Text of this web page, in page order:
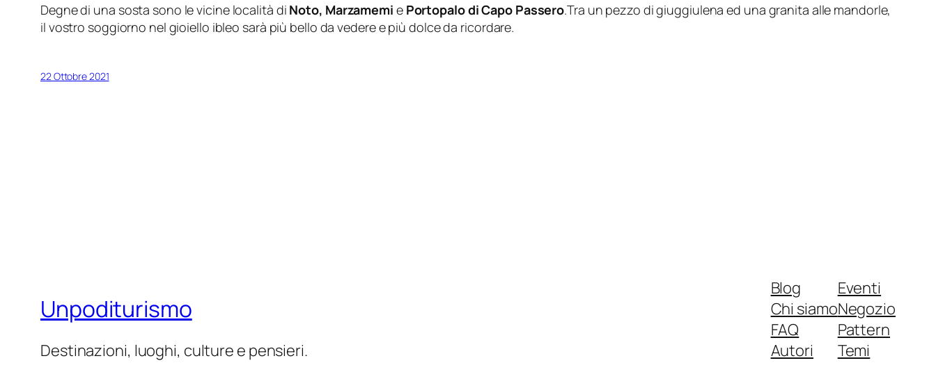
Degne di una sosta sono le vicine località di Noto, Marzamemi e Portopalo di Capo Passero.Tra un pezzo digiuggiulenaed una granita alle mandorle,
il vostro soggiorno nel gioiello ibleo sarà più bello da vedere e più dolce da ricordare.
22 Ottobre 2021
Unpoditurismo
Destinazioni, luoghi, culture e pensieri.
Blog
Chi siamo
FAQ
Autori
Eventi
Negozio
Pattern
Temi